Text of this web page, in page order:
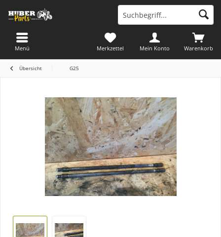
Warenkorb
Merkzettel Mein Konto
Menü
Übersicht G25